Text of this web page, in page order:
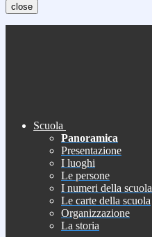
close
Scuola
Panoramica
Presentazione
I luoghi
Le persone
I numeri della scuola
Le carte della scuola
Organizzazione
La storia